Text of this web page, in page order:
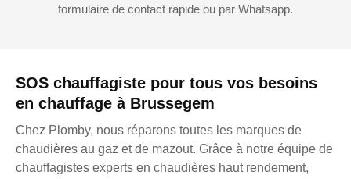
SOS chauffagiste pour tous vos besoins
en chauffage à Brussegem
Chez Plomby, nous réparons toutes les marques de
chaudières au gaz et de mazout. Grâce à notre équipe de
chauffagistes experts en chaudières haut rendement,
formulaire de contact rapide ou par Whatsapp.